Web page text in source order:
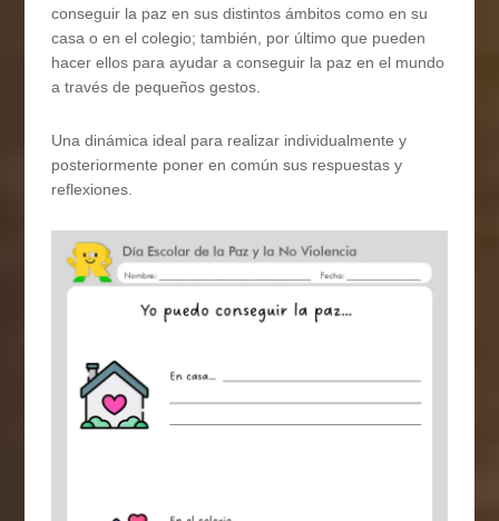
conseguir la paz en sus distintos ámbitos como en su
casa o en el colegio; también, por último que pueden
hacer ellos para ayudar a conseguir la paz en el mundo
a través de pequeños gestos.
Una dinámica ideal para realizar individualmente y
posteriormente poner en común sus respuestas y
reflexiones.